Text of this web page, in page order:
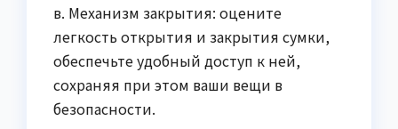
в. Механизм закрытия: оцените
легкость открытия и закрытия сумки,
обеспечьте удобный доступ к ней,
сохраняя при этом ваши вещи в
безопасности.